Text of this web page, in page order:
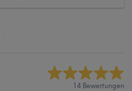
14 Bewertungen